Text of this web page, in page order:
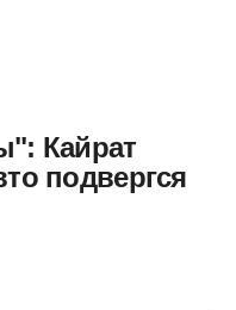
Кайрат
подвергся